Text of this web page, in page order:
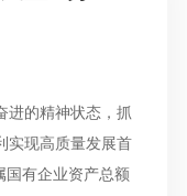
进的精神状态，抓
实现高质量发展首
国有企业资产总额